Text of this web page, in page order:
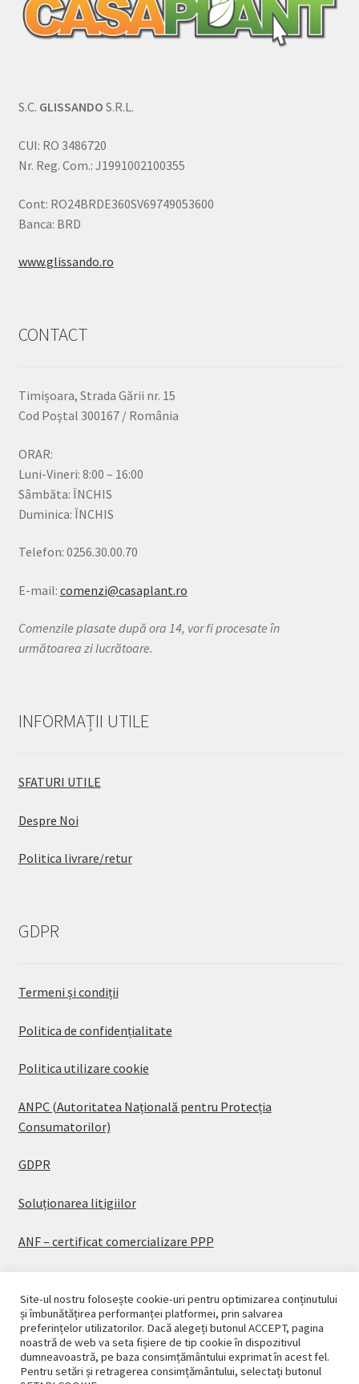
S.C. GLISSANDO S.R.L.
CUI: RO 3486720
Nr. Reg. Com.: J1991002100355
Cont: RO24BRDE360SV69749053600
Banca: BRD
www.glissando.ro
CONTACT
Timișoara, Strada Gării nr. 15
Cod Poștal 300167 / România
ORAR:
Luni-Vineri: 8:00 – 16:00
Sâmbăta: ÎNCHIS
Duminica: ÎNCHIS
Telefon: 0256.30.00.70
E-mail: comenzi@casaplant.ro
Comenzile plasate după ora 14, vor fi procesate în
următoarea zi lucrătoare.
INFORMAȚII UTILE
SFATURI UTILE
Despre Noi
Politica livrare/retur
GDPR
Termeni și condiții
Politica de confidențialitate
Politica utilizare cookie
ANPC (Autoritatea Națională pentru Protecția
Consumatorilor)
GDPR
Soluționarea litigiilor
ANF – certificat comercializare PPP
© CASAPLANT 2026
Politică de confidențialitate
Site-ul nostru folosește cookie-uri pentru optimizarea conținutului
și îmbunătățirea performanței platformei, prin salvarea
preferințelor utilizatorilor. Dacă alegeți butonul ACCEPT, pagina
noastră de web va seta fișiere de tip cookie în dispozitivul
dumneavoastră, pe baza consimțământului exprimat în acest fel.
Pentru setări și retragerea consimțământului, selectați butonul